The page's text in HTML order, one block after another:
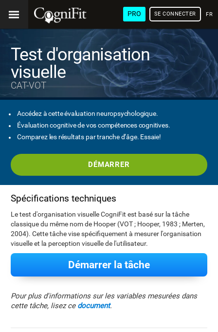
PRO SE CONNECTER
Test d'organisation
visuelle
CAT-VOT
Accédez à cette évaluation neuropsychologique.
Évaluation cognitive de vos compétences cognitives.
Comparez les résultats par tranche d’âge. Essaie!
DÉMARRER
Spécifications techniques
Le test d'organisation visuelle CogniFit est basé sur la tâche
classique du même nom de Hooper (VOT ; Hooper, 1983 ; Merten,
2004). Cette tâche vise spécifiquement à mesurer l'organisation
visuelle et la perception visuelle de l'utilisateur.
Démarrer la tâche
Pour plus d'informations sur les variables mesurées dans
cette tâche, lisez ce document.